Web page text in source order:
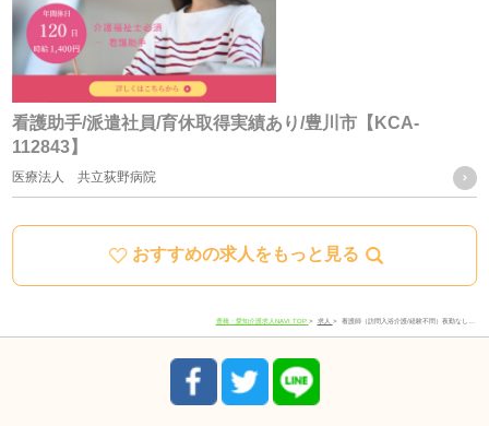
利用することができるものとします。
ご質問及びご苦情の窓口
当社における個人データの取り扱いに関するご質問やご苦情
に関しては下記の窓口にご連絡ください。
住所 愛知県豊川市宿町寺前66-1
8:30-17:30
おすすめの求人をもっと見る
看護助手/派遣社員/育休取得実績あり/豊川市【KCA-
112843】
医療法人 共立荻野病院
豊橋・愛知介護求人NAVI TOP 求人 看護師（訪問入浴介護/経験不問）夜勤なし…